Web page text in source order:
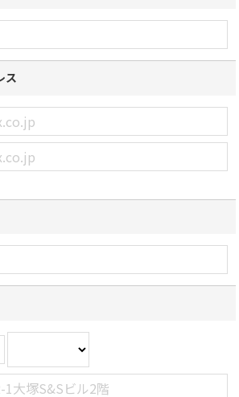
ス